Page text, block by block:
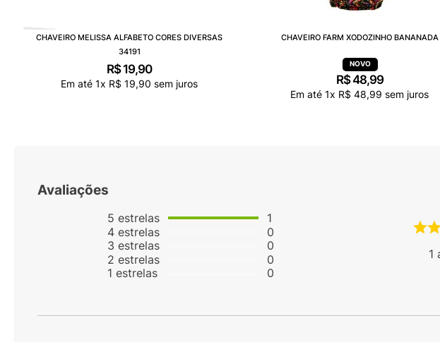
CHAVEIRO MELISSA ALFABETO CORES DIVERSAS
34191
R$ 19,90
Em até 1x R$ 19,90 sem juros
CHAVEIRO FARM XODOZINHO BANANADA
R$48,99
Em até 1x R$ 48,99 sem juros
Avaliações
5 estrelas
4estrelas
3 estrelas
2 estrelas
1 estrelas
1
0
0
0
0
1